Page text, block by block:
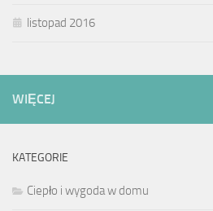
listopad 2016
WIĘCEJ
KATEGORIE
Ciepło i wygoda w domu